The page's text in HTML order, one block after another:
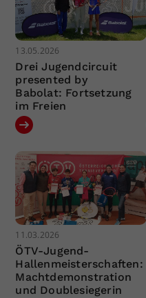
13.05.2026
Drei Jugendcircuit
presented by
Babolat: Fortsetzung
im Freien
11.03.2026
ÖTV-Jugend-
Hallenmeisterschaften:
Machtdemonstration
und Doublesiegerin